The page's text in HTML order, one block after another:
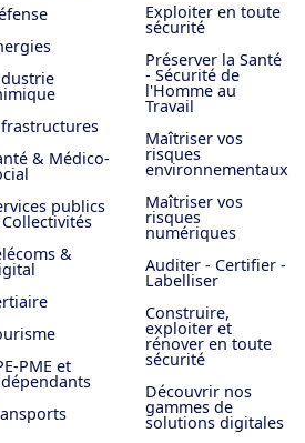
& Médico-
publics
&
PME et
Exploiter en toute
sécurité
Préserver la Santé
- Sécurité de
l'Homme au
Travail
Maîtriser vos
risques
environnementaux
Maîtriser vos
risques
numériques
Auditer - Certifier -
Labelliser
Construire,
exploiter et
rénover en toute
sécurité
Découvrir nos
gammes de
solutions digitales